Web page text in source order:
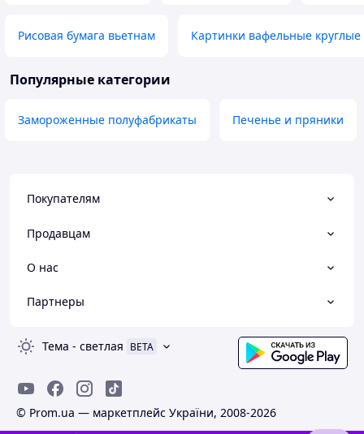
Рисовая бумага вьетнам Картинки вафельные круглые
Популярные категории
Замороженные полуфабрикаты Печенье и пряники
Покупателям
Продавцам
О нас
Партнеры
Тема - светлая BETA
© Prom.ua — маркетплейс України, 2008-2026